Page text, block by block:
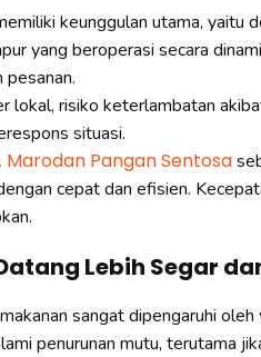
keunggulan utama, yaitu
yang beroperasi secara
pesanan.
lokal, risiko keterlambatan
situasi.
Marodan Pangan Sentosa
cepat dan efisien.
Lebih Segar
sangat dipengaruhi
penurunan mutu, terutama